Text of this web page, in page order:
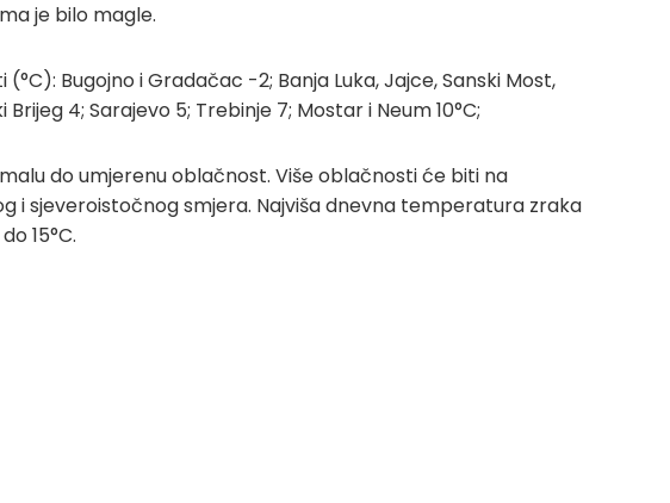
je bilo magle.
Bugojno i Gradačac -2; Banja Luka, Jajce, Sanski Most,
4; Sarajevo 5; Trebinje 7; Mostar i Neum 10°C;
do umjerenu oblačnost. Više oblačnosti će biti na
i sjeveroistočnog smjera. Najviša dnevna temperatura zraka
15°C.